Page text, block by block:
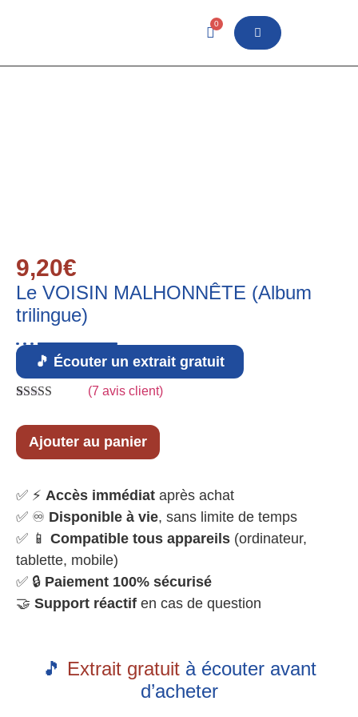
0
9,20€
Le VOISIN MALHONNÊTE (Album
trilingue)
🎵 Écouter un extrait gratuit
sur 5 basé
surnotations
client
(7 avis client)
Ajouter au panier
✅ ⚡ Accès immédiat après achat
✅ ♾️ Disponible à vie, sans limite de temps
✅ 📱 Compatible tous appareils (ordinateur,
tablette, mobile)
✅ 🔒 Paiement 100% sécurisé
🤝 Support réactif en cas de question
🎵 Extrait gratuità écouter avant
d’acheter